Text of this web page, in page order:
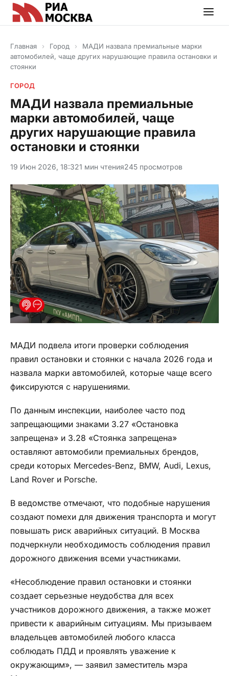
Главная › Город ›
МАДИ назвала премиальные марки
автомобилей, чаще других нарушающие правила остановки и
стоянки
ГОРОД
МАДИ назвала премиальные
марки автомобилей, чаще
других нарушающие правила
остановки и стоянки
19 Июн 2026, 18:321 мин чтения245 просмотров
МАДИ подвела итоги проверки соблюдения
правил остановки и стоянки с начала 2026 года и
назвала марки автомобилей, которые чаще всего
фиксируются с нарушениями.
По данным инспекции, наиболее часто под
запрещающими знаками 3.27 «Остановка
запрещена» и 3.28 «Стоянка запрещена»
оставляют автомобили премиальных брендов,
среди которых Mercedes-Benz, BMW, Audi, Lexus,
Land Rover и Porsche.
В ведомстве отмечают, что подобные нарушения
создают помехи для движения транспорта и могут
повышать риск аварийных ситуаций. В Москва
подчеркнули необходимость соблюдения правил
дорожного движения всеми участниками.
«Несоблюдение правил остановки и стоянки
создает серьезные неудобства для всех
участников дорожного движения, а также может
привести к аварийным ситуациям. Мы призываем
владельцев автомобилей любого класса
соблюдать ПДД и проявлять уважение к
окружающим», — заявил заместитель мэра